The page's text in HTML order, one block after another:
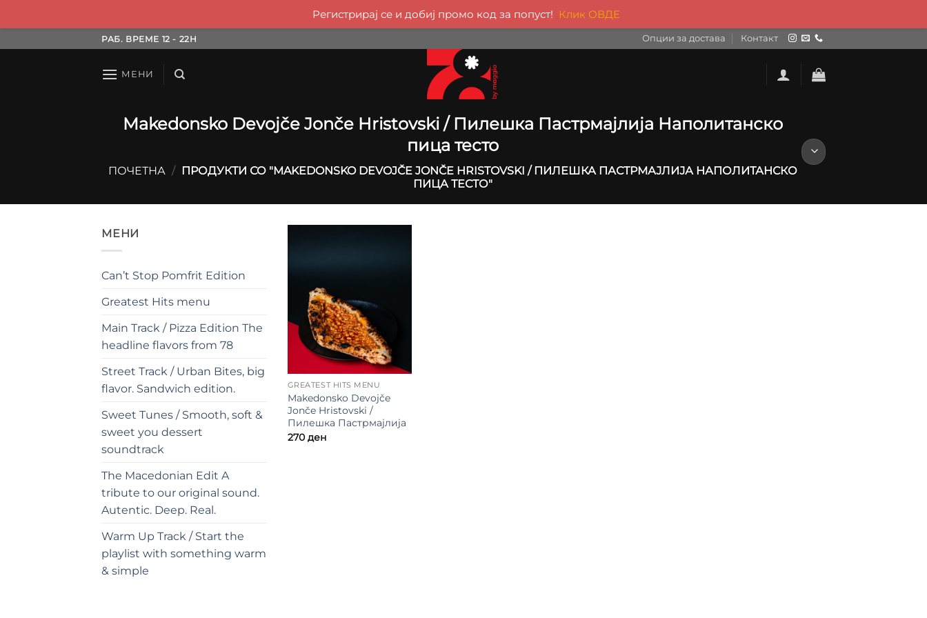
to
РАБ. ВРЕМЕ 12 - 22H Опции за достава Контакт
МЕНИ
Makedonsko Devojče Jonče Hristovski / Пилешка Пастрмајлија Наполитанско
пица тесто
ПОЧЕТНА / ПРОДУКТИ СО "MAKEDONSKO DEVOJČE JONČE HRISTOVSKI / ПИЛЕШКА ПАСТРМАЈЛИЈА НАПОЛИТАНСКО
ПИЦА ТЕСТО"
МЕНИ
Can’t Stop Pomfrit Edition
Greatest Hits menu
Main Track / Pizza Edition The
headline flavors from 78
Street Track / Urban Bites, big
flavor. Sandwich edition.
Sweet Tunes / Smooth, soft &
sweet you dessert
soundtrack
The Macedonian Edit A
tribute to our original sound.
Autentic. Deep. Real.
Warm Up Track / Start the
playlist with something warm
& simple
GREATEST HITS MENU
Makedonsko Devojče
Jonče Hristovski /
Пилешка Пастрмајлија
270ден
Регистрирај се и добиј промо код за попуст! Клик ОВДЕ